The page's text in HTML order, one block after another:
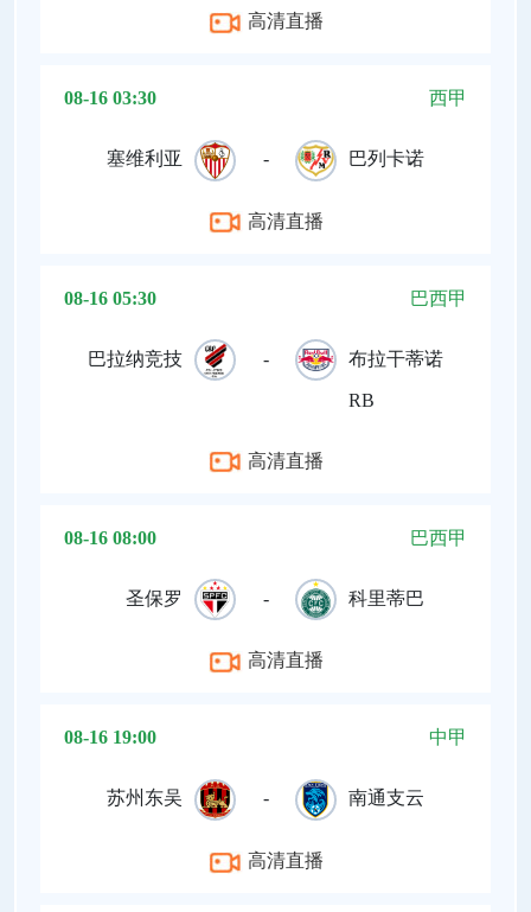
高清直播
08-16 03:30 西甲
塞维利亚 - 巴列卡诺
高清直播
08-16 05:30 巴西甲
巴拉纳竞技 - 布拉干蒂诺
RB
高清直播
08-16 08:00 巴西甲
圣保罗 - 科里蒂巴
高清直播
08-16 19:00 中甲
苏州东吴 - 南通支云
高清直播